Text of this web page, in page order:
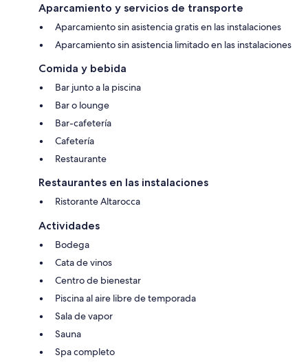
Aparcamiento y servicios de transporte
Aparcamiento sin asistencia gratis en las instalaciones
Aparcamiento sin asistencia limitado en las instalaciones
Comida y bebida
Bar junto a la piscina
Bar o lounge
Bar-cafetería
Cafetería
Restaurante
Restaurantes en las instalaciones
Ristorante Altarocca
Actividades
Bodega
Cata de vinos
Centro de bienestar
Piscina al aire libre de temporada
Sala de vapor
Sauna
Spa completo